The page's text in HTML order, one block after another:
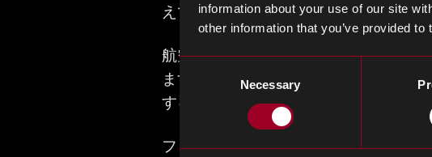
information about your use of our site
other information that you’ve provided
Consent
Necessary
えています。例えば、>
航空宇宙分野では、光ファイバーは
ます。光ファイバーの使用は、航空
することなく、機内エンターテイメン
ファイバー光ファイバケーブルは、